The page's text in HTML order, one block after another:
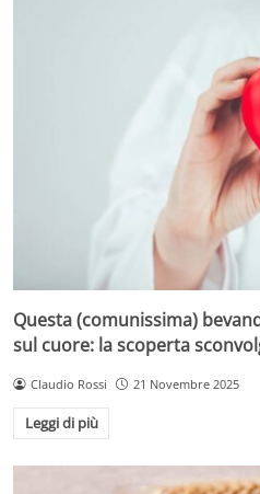
Questa (comunissima)
sul cuore: la scoperta
Claudio Rossi 21 Novembre 2025
Leggi di più